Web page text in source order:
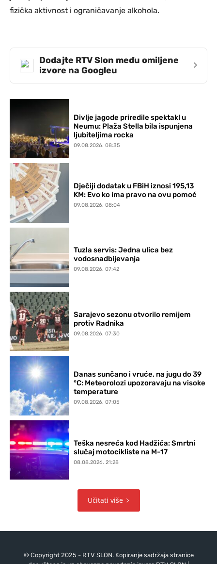
fizička aktivnost i ograničavanje alkohola.
Dodajte RTV Slon među omiljene
izvore na Googleu
›
Divlje jagode priredile spektakl u
Neumu: Plaža Stella bila ispunjena
ljubiteljima rocka
09.08.2026. 08:35
Dječiji dodatak u FBiH iznosi 195,13
KM: Evo ko ima pravo na ovu pomoć
09.08.2026. 08:04
Tuzla servis: Jedna ulica bez
vodosnadbijevanja
09.08.2026. 07:42
Sarajevo sezonu otvorilo remijem
protiv Radnika
09.08.2026. 07:30
Danas sunčano i vruće, na jugu do 39
°C: Meteorolozi upozoravaju na visoke
temperature
09.08.2026. 07:05
Teška nesreća kod Hadžića: Smrtni
slučaj motocikliste na M-17
08.08.2026. 21:28
Učitati više
© Copyright 2025 - RTV SLON. Kopiranje sadržaja stranice